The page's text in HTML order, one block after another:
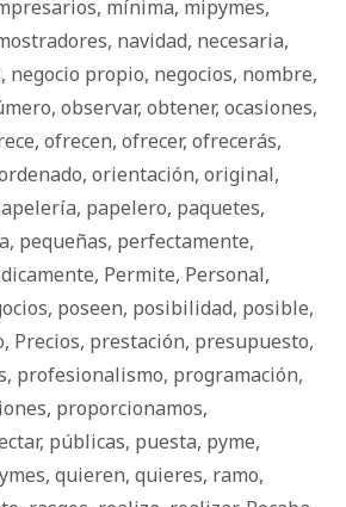
, mínima, mipymes,
, navidad, necesaria,
, negocio propio, negocios, nombre,
, observar, obtener, ocasiones,
, ofrecen, ofrecer, ofrecerás,
, orientación, original,
, papelero, paquetes,
, pequeñas, perfectamente,
, Permite, Personal,
, poseen, posibilidad, posible,
, Precios, prestación, presupuesto,
, profesionalismo, programación,
, proporcionamos,
, públicas, puesta, pyme,
, quieren, quieres, ramo,